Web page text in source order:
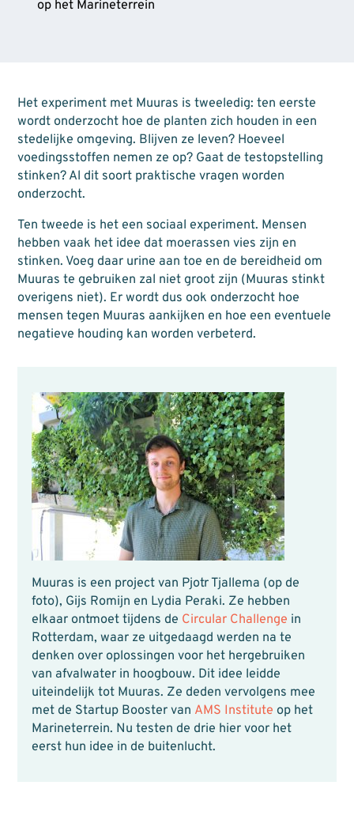
op het Marineterrein
Het experiment met Muuras is tweeledig: ten eerste
wordt onderzocht hoe de planten zich houden in een
stedelijke omgeving. Blijven ze leven? Hoeveel
voedingsstoffen nemen ze op? Gaat de testopstelling
stinken? Al dit soort praktische vragen worden
onderzocht.
Ten tweede is het een sociaal experiment. Mensen
hebben vaak het idee dat moerassen vies zijn en
stinken. Voeg daar urine aan toe en de bereidheid om
Muuras te gebruiken zal niet groot zijn (Muuras stinkt
overigens niet). Er wordt dus ook onderzocht hoe
mensen tegen Muuras aankijken en hoe een eventuele
negatieve houding kan worden verbeterd.
Muuras is een project van Pjotr Tjallema (op de
foto), Gijs Romijn en Lydia Peraki. Ze hebben
elkaar ontmoet tijdens de Circular Challenge in
Rotterdam, waar ze uitgedaagd werden na te
denken over oplossingen voor het hergebruiken
van afvalwater in hoogbouw. Dit idee leidde
uiteindelijk tot Muuras. Ze deden vervolgens mee
met de Startup Booster van AMS Institute op het
Marineterrein. Nu testen de drie hier voor het
eerst hun idee in de buitenlucht.